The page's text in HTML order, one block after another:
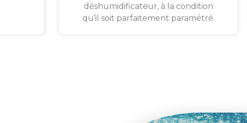
déshumidificateur, à la condition
qu’il soit parfaitement paramétré.